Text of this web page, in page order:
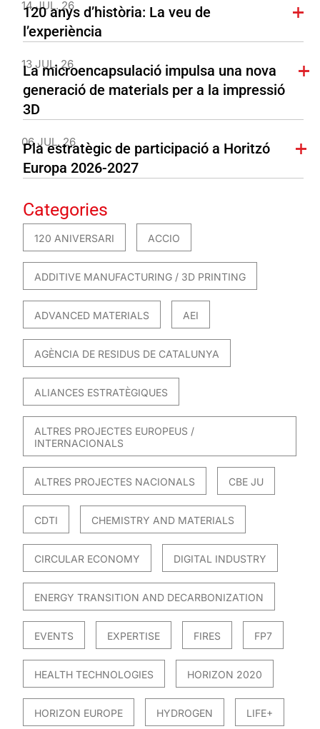
14 JUL. 26
120 anys d’història: La veu de
l’experiència
13 JUL. 26
La microencapsulació impulsa una nova
generació de materials per a la impressió
3D
06 JUL. 26
Pla estratègic de participació a Horitzó
Europa 2026-2027
Categories
120 ANIVERSARI ACCIO
ADDITIVE MANUFACTURING / 3D PRINTING
ADVANCED MATERIALS AEI
AGÈNCIA DE RESIDUS DE CATALUNYA
ALIANCES ESTRATÈGIQUES
ALTRES PROJECTES EUROPEUS /
INTERNACIONALS
ALTRES PROJECTES NACIONALS CBE JU
CDTI CHEMISTRY AND MATERIALS
CIRCULAR ECONOMY DIGITAL INDUSTRY
ENERGY TRANSITION AND DECARBONIZATION
EVENTS EXPERTISE FIRES FP7
HEALTH TECHNOLOGIES HORIZON 2020
HORIZON EUROPE HYDROGEN LIFE+